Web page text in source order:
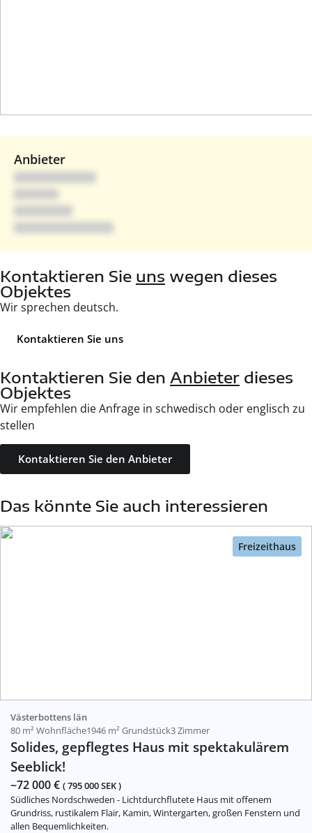
Anbieter
Kontaktieren Sie uns wegen dieses
Objektes
Wir sprechen deutsch.
Kontaktieren Sie uns
Kontaktieren Sie den Anbieter dieses
Objektes
Wir empfehlen die Anfrage in schwedisch oder englisch zu
stellen
Kontaktieren Sie den Anbieter
Das könnte Sie auch interessieren
Freizeithaus
Västerbottens län
80 m² Wohnfläche1946 m² Grundstück3 Zimmer
Solides, gepflegtes Haus mit spektakulärem
Seeblick!
~72 000 € ( 795 000 SEK )
Südliches Nordschweden - Lichtdurchflutete Haus mit offenem
Grundriss, rustikalem Flair, Kamin, Wintergarten, großen Fenstern und
allen Bequemlichkeiten.